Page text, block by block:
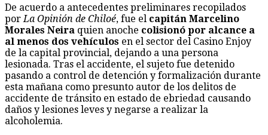
De acuerdo a antecedentes preliminares recopilados
porLa Opinión de Chiloé, fue el capitán Marcelino
Morales Neira quien anoche colisionó por alcance a
al menos dos vehículos en el sector del Casino Enjoy
de la capital provincial, dejando a una persona
lesionada. Tras el accidente, el sujeto fue detenido
pasando a control de detención y formalización durante
esta mañana como presunto autor de los delitos de
accidente de tránsito en estado de ebriedad causando
daños y lesiones leves y negarse a realizar la
alcoholemia.